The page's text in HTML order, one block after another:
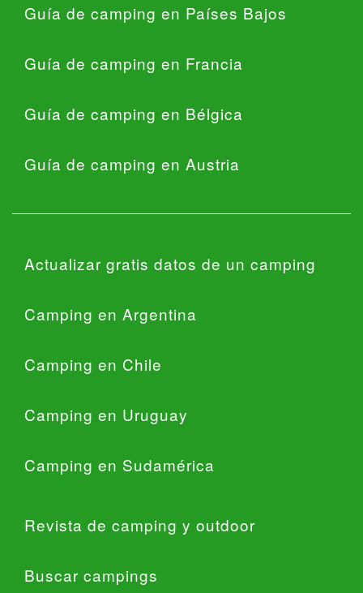
Guía de camping en Países Bajos
Guía de camping en Francia
Guía de camping en Bélgica
Guía de camping en Austria
Actualizar gratis datos de un camping
Camping en Argentina
Camping en Chile
Camping en Uruguay
Camping en Sudamérica
Revista de camping y outdoor
Buscar campings